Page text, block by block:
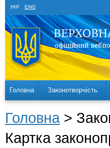
УКР ENG
Головна Законотворчість
Головна >
Картка